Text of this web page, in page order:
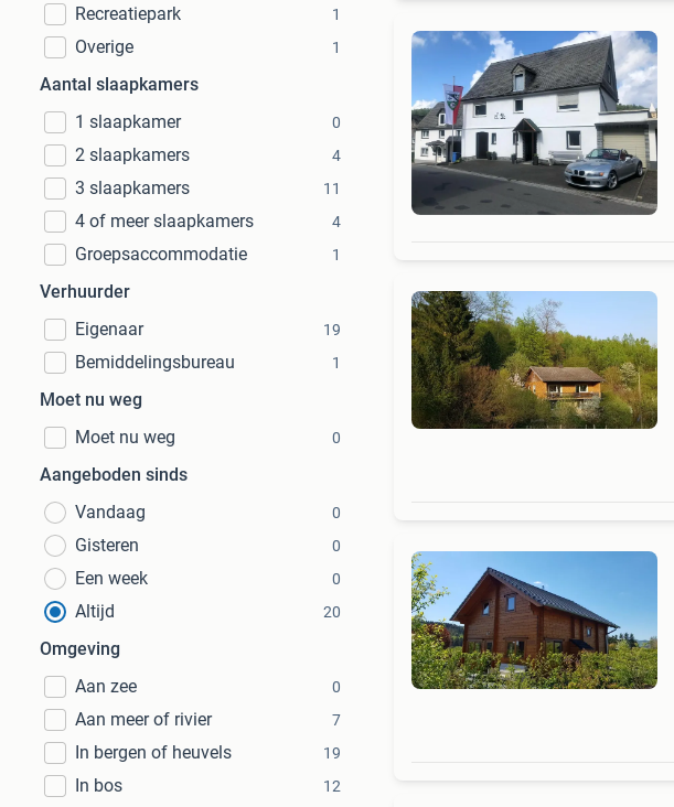
Recreatiepark 1
Overige 1
Aantal slaapkamers
1 slaapkamer
0
2 slaapkamers 4
3 slaapkamers 11
4 of meer slaapkamers 4
Groepsaccommodatie 1
Verhuurder
Eigenaar
19
Bemiddelingsbureau 1
Moet nu weg
Moet nu weg
0
Aangeboden sinds
Vandaag
0
Gisteren 0
Een week 0
Altijd 20
Omgeving
Aan zee
0
Aan meer of rivier 7
In bergen of heuvels 19
In bos 12